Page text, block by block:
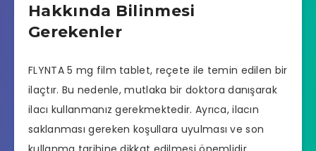
Hakkında Bilinmesi
Gerekenler
FLYNTA 5 mg film tablet, reçete ile temin edilen bir
ilaçtır. Bu nedenle, mutlaka bir doktora danışarak
ilacı kullanmanız gerekmektedir. Ayrıca, ilacın
saklanması gereken koşullara uyulması ve son